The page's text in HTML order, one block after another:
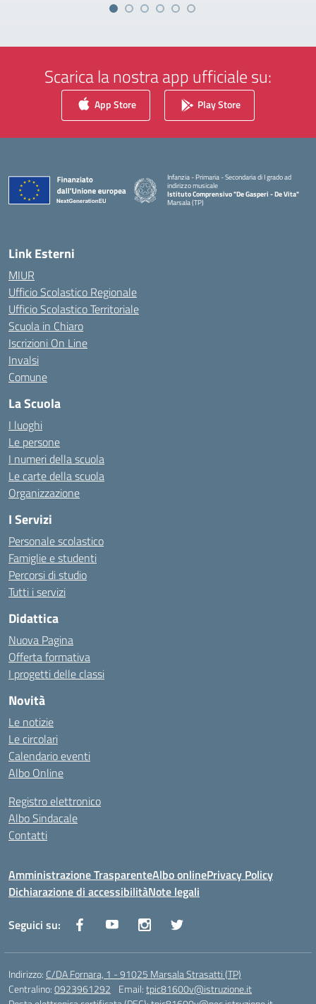
Scarica la nostra app ufficiale su:
App Store Play Store
Infanzia - Primaria - Secondaria di I grado ad
indirizzo musicale
Istituto Comprensivo "De Gasperi - De Vita"
Marsala (TP)
Link Esterni
MIUR
Ufficio Scolastico Regionale
Ufficio Scolastico Territoriale
Scuola in Chiaro
Iscrizioni On Line
Invalsi
Comune
La Scuola
I luoghi
Le persone
I numeri della scuola
Le carte della scuola
Organizzazione
I Servizi
Personale scolastico
Famiglie e studenti
Percorsi di studio
Tutti i servizi
Didattica
Nuova Pagina
Offerta formativa
I progetti delle classi
Novità
Le notizie
Le circolari
Calendario eventi
Albo Online
Registro elettronico
Albo Sindacale
Contatti
Amministrazione TrasparenteAlbo onlinePrivacy Policy
Dichiarazione di accessibilitàNote legali
Seguici su:
Indirizzo: C/DA Fornara, 1 - 91025 Marsala Strasatti (TP)
Centralino:0923961292 Email:tpic81600v@istruzione.it